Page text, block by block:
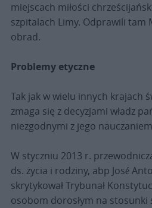
miejscach miłości
szpitalach Limy. Odprawili tam
obrad.
Problemy etyczne
Tak jak w wielu innych krajach
zmaga się z decyzjami władz
niezgodnymi z jego
W styczniu 2013 r.
ds. życia i rodziny, abp José
skrytykował Trybunał
osobom dorosłym na stosunki